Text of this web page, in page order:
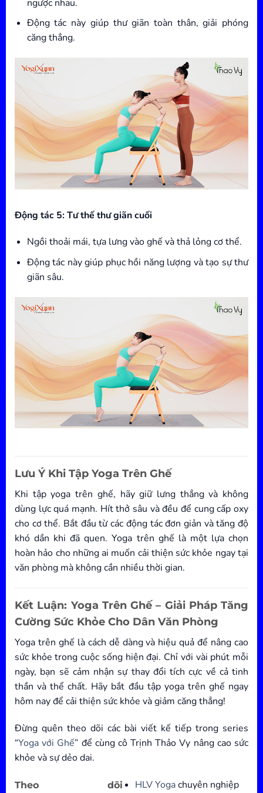
ngược nhau.
Động tác này giúp thư giãn toàn thân, giải phóng
căng thẳng.
Động tác 5: Tư thế thư giãn cuối
Ngồi thoải mái, tựa lưng vào ghế và thả lỏng cơ thể.
Động tác này giúp phục hồi năng lượng và tạo sự thư
giãn sâu.
Lưu Ý Khi Tập Yoga Trên Ghế
Khi tập yoga trên ghế, hãy giữ lưng thẳng và không
dùng lực quá mạnh. Hít thở sâu và đều để cung cấp oxy
cho cơ thể. Bắt đầu từ các động tác đơn giản và tăng độ
khó dần khi đã quen. Yoga trên ghế là một lựa chọn
hoàn hảo cho những ai muốn cải thiện sức khỏe ngay tại
văn phòng mà không cần nhiều thời gian.
Kết Luận: Yoga Trên Ghế – Giải Pháp Tăng
Cường Sức Khỏe Cho Dân Văn Phòng
Yoga trên ghế là cách dễ dàng và hiệu quả để nâng cao
sức khỏe trong cuộc sống hiện đại. Chỉ với vài phút mỗi
ngày, bạn sẽ cảm nhận sự thay đổi tích cực về cả tinh
thần và thể chất. Hãy bắt đầu tập yoga trên ghế ngay
hôm nay để cải thiện sức khỏe và giảm căng thẳng!
Đừng quên theo dõi các bài viết kế tiếp trong series
“Yoga với Ghế” để cùng cô Trịnh Thảo Vy nâng cao sức
khỏe và sự dẻo dai.
Theo dõi
HLV Yogachuyên nghiệp